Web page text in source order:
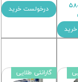
درخولست خرید
گارانتی طلایی